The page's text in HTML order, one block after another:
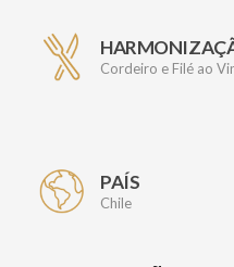
Cordeiro e Filé ao
PAÍS
Chile